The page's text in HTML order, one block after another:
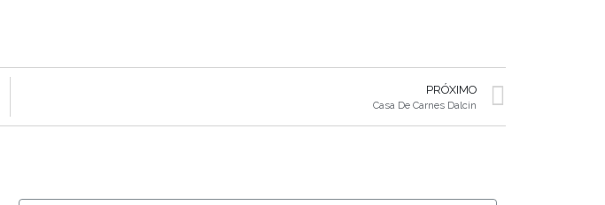
PRÓXIMO
Casa De Carnes Dalcin